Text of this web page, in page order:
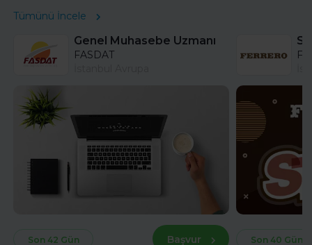
Tümünü İncele
Genel Muhasebe Uzmanı
FASDAT
Son 42 Gün Başvur Son 40 Gün